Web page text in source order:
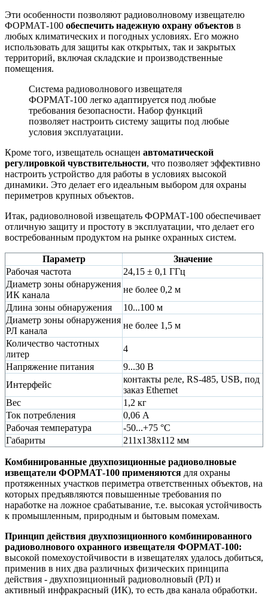
Эти особенности позволяют радиоволновому извещателю
ФОРМАТ-100 обеспечить надежную охрану объектов в
любых климатических и погодных условиях. Его можно
использовать для защиты как открытых, так и закрытых
территорий, включая складские и производственные
помещения.
Система радиоволнового извещателя
ФОРМАТ-100 легко адаптируется под любые
требования безопасности. Набор функций
позволяет настроить систему защиты под любые
условия эксплуатации.
Кроме того, извещатель оснащен автоматической
регулировкой чувствительности, что позволяет эффективно
настроить устройство для работы в условиях высокой
динамики. Это делает его идеальным выбором для охраны
периметров крупных объектов.
Итак, радиоволновой извещатель ФОРМАТ-100 обеспечивает
отличную защиту и простоту в эксплуатации, что делает его
востребованным продуктом на рынке охранных систем.
Параметр
Значение
Рабочая частота
24,15 ± 0,1 ГГц
Диаметр зоны обнаружения
ИК канала
не более 0,2 м
Длина зоны обнаружения
10...100 м
Диаметр зоны обнаружения
РЛ канала
не более 1,5 м
Количество частотных
литер
4
Напряжение питания
9...30 В
Интерфейс
контакты реле, RS-485, USB, под
заказ Ethernet
Вес
1,2 кг
Ток потребления
0,06 А
Рабочая температура
-50...+75 °С
Габариты
211х138х112 мм
Комбинированные двухпозиционные радиоволновые
извещатели ФОРМАТ-100 применяются для охраны
протяженных участков периметра ответственных объектов, на
которых предъявляются повышенные требования по
наработке на ложное срабатывание, т.е. высокая устойчивость
к промышленным, природным и бытовым помехам.
Принцип действия двухпозиционного комбинированного
радиоволнового охранного извещателя ФОРМАТ-100:
высокой помехоустойчивости в извещателях удалось добиться,
применив в них два различных физических принципа
действия - двухпозиционный радиоволновый (РЛ) и
активный инфракрасный (ИК), то есть два канала обработки.